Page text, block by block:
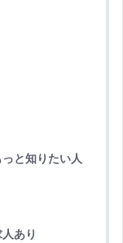
と知りたい人
あり